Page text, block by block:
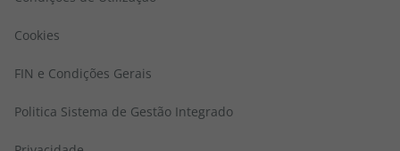
Cookies
FIN e Condições Gerais
Politica Sistema de Gestão Integrado